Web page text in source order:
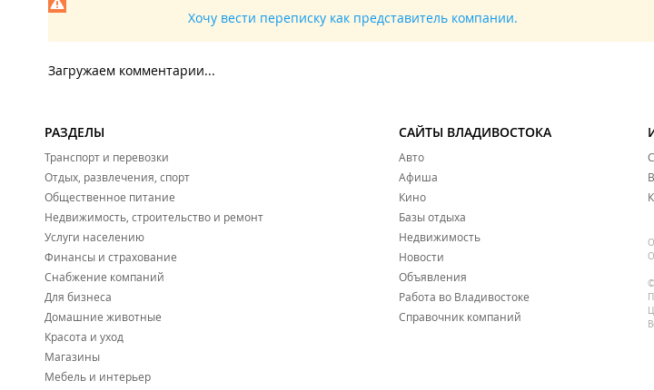
Хочу вести переписку как представитель компании.
Загружаем комментарии...
РАЗДЕЛЫ
Транспорт и перевозки
Отдых, развлечения, спорт
Общественное питание
Недвижимость, строительство и ремонт
Услуги населению
Финансы и страхование
Снабжение компаний
Для бизнеса
Домашние животные
Красота и уход
Магазины
Мебель и интерьер
САЙТЫ ВЛАДИВОСТОКА
Авто
Афиша
Кино
Базы отдыха
Недвижимость
Новости
Объявления
Работа во Владивостоке
Справочник компаний